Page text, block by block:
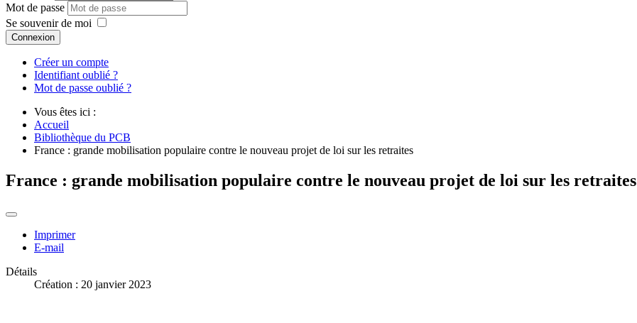
Mot de passe
Se souvenir de moi
Connexion
Créer un compte
Identifiant oublié ?
Mot de passe oublié ?
Vous êtes ici :
Accueil
Bibliothèque du PCB
France : grande mobilisation populaire contre le nouveau projet de loi sur les retraites
France : grande mobilisation populaire contre le nouveau projet de loi sur les retraites
Imprimer
E-mail
Détails
Création : 20 janvier 2023